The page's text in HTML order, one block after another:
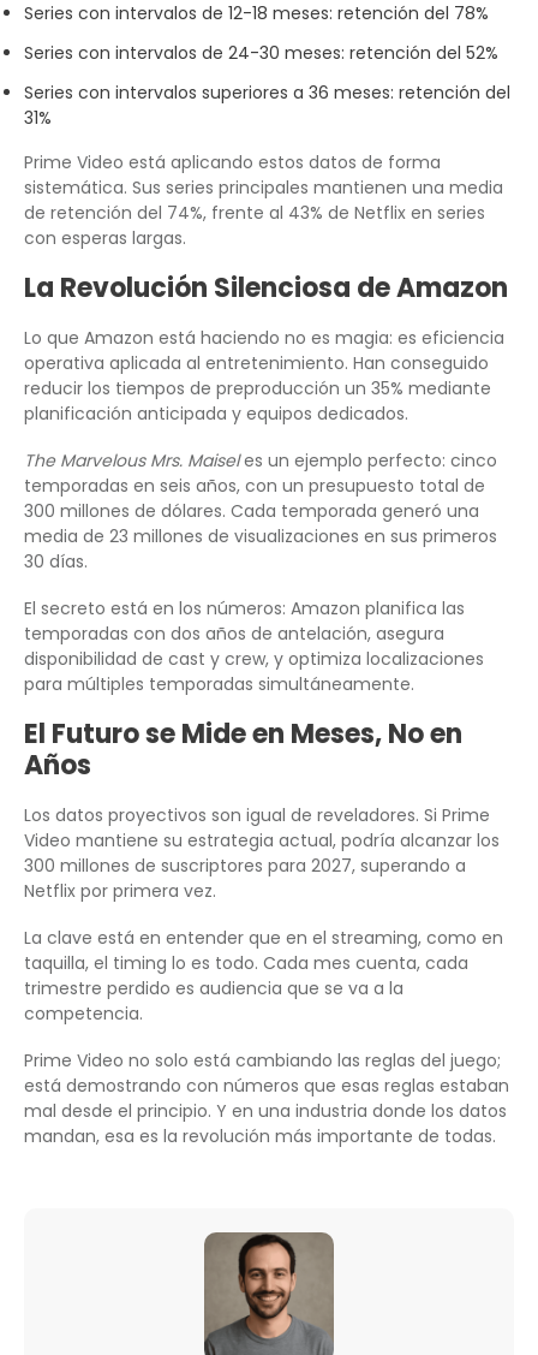
Series con intervalos de 12-18 meses: retención del 78%
Series con intervalos de 24-30 meses: retención del 52%
Series con intervalos superiores a 36 meses: retención del
31%
Prime Video está aplicando estos datos de forma
sistemática. Sus series principales mantienen una media
de retención del 74%, frente al 43% de Netflix en series
con esperas largas.
La Revolución Silenciosa de Amazon
Lo que Amazon está haciendo no es magia: es eficiencia
operativa aplicada al entretenimiento. Han conseguido
reducir los tiempos de preproducción un 35% mediante
planificación anticipada y equipos dedicados.
The Marvelous Mrs. Maiseles un ejemplo perfecto: cinco
temporadas en seis años, con un presupuesto total de
300 millones de dólares. Cada temporada generó una
media de 23 millones de visualizaciones en sus primeros
30 días.
El secreto está en los números: Amazon planifica las
temporadas con dos años de antelación, asegura
disponibilidad de cast y crew, y optimiza localizaciones
para múltiples temporadas simultáneamente.
El Futuro se Mide en Meses, No en
Años
Los datos proyectivos son igual de reveladores. Si Prime
Video mantiene su estrategia actual, podría alcanzar los
300 millones de suscriptores para 2027, superando a
Netflix por primera vez.
La clave está en entender que en el streaming, como en
taquilla, el timing lo es todo. Cada mes cuenta, cada
trimestre perdido es audiencia que se va a la
competencia.
Prime Video no solo está cambiando las reglas del juego;
está demostrando con números que esas reglas estaban
mal desde el principio. Y en una industria donde los datos
mandan, esa es la revolución más importante de todas.